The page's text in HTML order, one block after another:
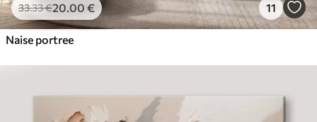
33.33€20.00 € 11
Naise portree